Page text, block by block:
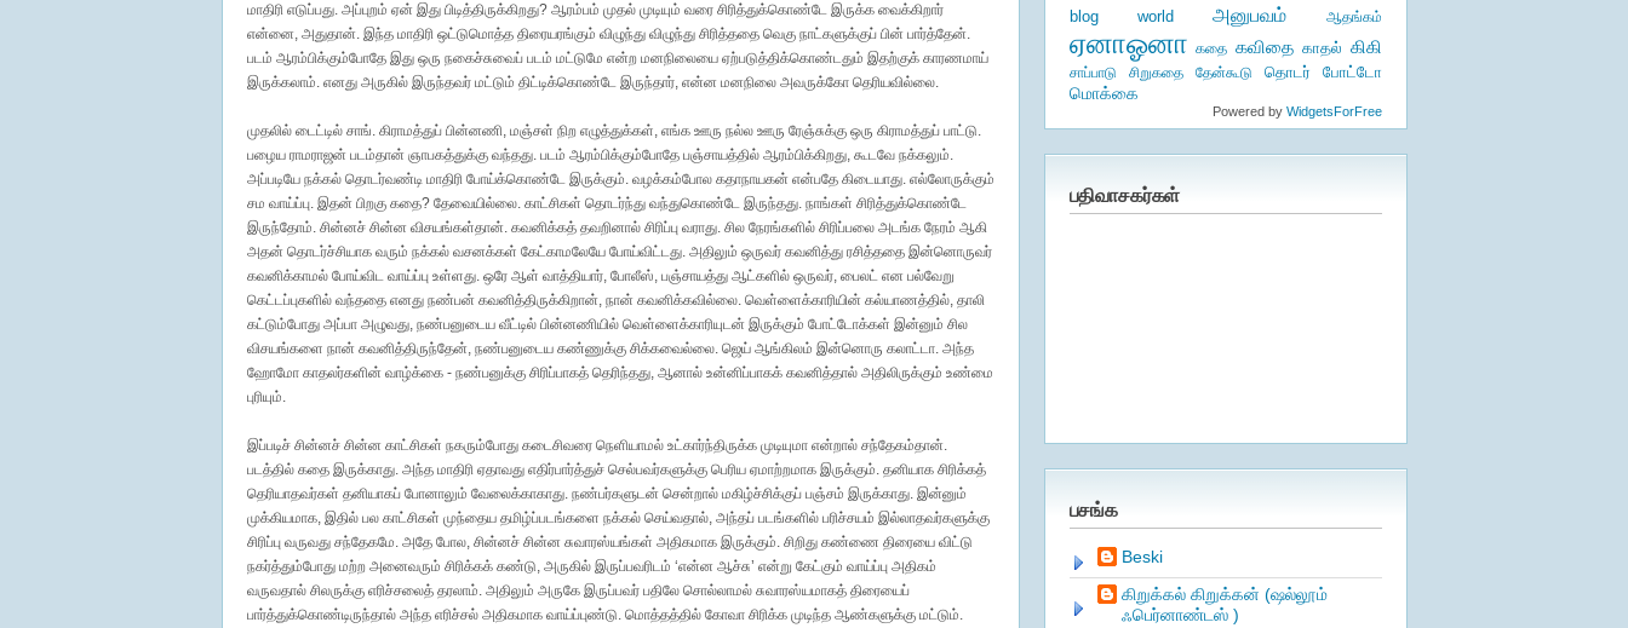
மாதிரி எடுப்பது. அப்புறம் ஏன் இது பிடித்திருக்கிறது? ஆரம்பம் முதல் முடியும் வரை சிரித்துக்கொண்டே இருக்க வைக்கிறார்
என்னை, அதுதான். இந்த மாதிரி ஒட்டுமொத்த திரையரங்கும் விழுந்து விழுந்து சிரித்ததை வெகு நாட்களுக்குப் பின் பார்த்தேன்.
படம் ஆரம்பிக்கும்போதே இது ஒரு நகைச்சுவைப் படம் மட்டுமே என்ற மனநிலையை ஏற்படுத்திக்கொண்டதும் இதற்குக் காரணமாய்
இருக்கலாம். எனது அருகில் இருந்தவர் மட்டும் திட்டிக்கொண்டே இருந்தார், என்ன மனநிலை அவருக்கோ தெரியவில்லை.
முதலில் டைட்டில் சாங். கிராமத்துப் பின்னணி, மஞ்சள் நிற எழுத்துக்கள், எங்க ஊரு நல்ல ஊரு ரேஞ்சுக்கு ஒரு கிராமத்துப் பாட்டு.
பழைய ராமராஜன் படம்தான் ஞாபகத்துக்கு வந்தது. படம் ஆரம்பிக்கும்போதே பஞ்சாயத்தில் ஆரம்பிக்கிறது, கூடவே நக்கலும்.
அப்படியே நக்கல் தொடர்வண்டி மாதிரி போய்க்கொண்டே இருக்கும். வழக்கம்போல கதாநாயகன் என்பதே கிடையாது. எல்லோருக்கும்
சம வாய்ப்பு. இதன் பிறகு கதை? தேவையில்லை. காட்சிகள் தொடர்ந்து வந்துகொண்டே இருந்தது. நாங்கள் சிரித்துக்கொண்டே
இருந்தோம். சின்னச் சின்ன விசயங்கள்தான். கவனிக்கத் தவறினால் சிரிப்பு வராது. சில நேரங்களில் சிரிப்பலை அடங்க நேரம் ஆகி
அதன் தொடர்ச்சியாக வரும் நக்கல் வசனக்கள் கேட்காமலேயே போய்விட்டது. அதிலும் ஒருவர் கவனித்து ரசித்ததை இன்னொருவர்
கவனிக்காமல் போய்விட வாய்ப்பு உள்ளது. ஒரே ஆள் வாத்தியார், போலீஸ், பஞ்சாயத்து ஆட்களில் ஒருவர், பைலட் என பல்வேறு
கெட்டப்புகளில் வந்ததை எனது நண்பன் கவனித்திருக்கிறான், நான் கவனிக்கவில்லை. வெள்ளைக்காரியின் கல்யாணத்தில், தாலி
கட்டும்போது அப்பா அழுவது, நண்பனுடைய வீட்டில் பின்னணியில் வெள்ளைக்காரியுடன் இருக்கும் போட்டோக்கள் இன்னும் சில
விசயங்களை நான் கவனித்திருந்தேன், நண்பனுடைய கண்ணுக்கு சிக்கவைல்லை. ஜெய் ஆங்கிலம் இன்னொரு கலாட்டா. அந்த
ஹோமோ காதலர்களின் வாழ்க்கை - நண்பனுக்கு சிரிப்பாகத் தெரிந்தது, ஆனால் உன்னிப்பாகக் கவனித்தால் அதிலிருக்கும் உண்மை
புரியும்.
இப்படிச் சின்னச் சின்ன காட்சிகள் நகரும்போது கடைசிவரை நெளியாமல் உட்கார்ந்திருக்க முடியுமா என்றால் சந்தேகம்தான்.
படத்தில் கதை இருக்காது. அந்த மாதிரி ஏதாவது எதிர்பார்த்துச் செல்பவர்களுக்கு பெரிய ஏமாற்றமாக இருக்கும். தனியாக சிரிக்கத்
தெரியாதவர்கள் தனியாகப் போனாலும் வேலைக்காகாது. நண்பர்களுடன் சென்றால் மகிழ்ச்சிக்குப் பஞ்சம் இருக்காது. இன்னும்
முக்கியமாக, இதில் பல காட்சிகள் முந்தைய தமிழ்ப்படங்களை நக்கல் செய்வதால், அந்தப் படங்களில் பரிச்சயம் இல்லாதவர்களுக்கு
சிரிப்பு வருவது சந்தேகமே. அதே போல, சின்னச் சின்ன சுவாரஸ்யங்கள் அதிகமாக இருக்கும். சிறிது கண்ணை திரையை விட்டு
நகர்த்தும்போது மற்ற அனைவரும் சிரிக்கக் கண்டு, அருகில் இருப்பவரிடம் ‘என்ன ஆச்சு’ என்று கேட்கும் வாய்ப்பு அதிகம்
வருவதால் சிலருக்கு எரிச்சலைத் தரலாம். அதிலும் அருகே இருப்பவர் பதிலே சொல்லாமல் சுவாரஸ்யமாகத் திரையைப்
பார்த்துக்கொண்டிருந்தால் அந்த எரிச்சல் அதிகமாக வாய்ப்புண்டு. மொத்தத்தில் கோவா சிரிக்க முடிந்த ஆண்களுக்கு மட்டும்.
blog world அனுபவம் ஆதங்கம்
ஏனாஓனா கதை கவிதை காதல் கிகி
சாப்பாடு சிறுகதை தேன்கூடு தொடர் போட்டோ
மொக்கை
Powered by WidgetsForFree
பதிவாசகர்கள்
பசங்க
Beski
கிறுக்கல் கிறுக்கன் (ஷல்லூம்
ஃபெர்னாண்டஸ் )